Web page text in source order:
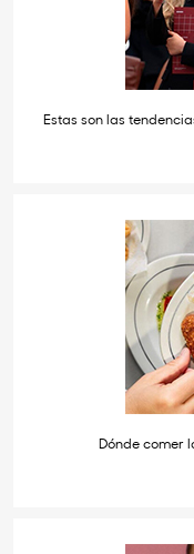
Estas son las
Dónde comer